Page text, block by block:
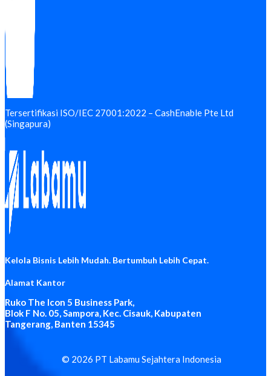
Tersertifikasi ISO/IEC 27001:2022 – CashEnable Pte Ltd
(Singapura)
Kelola Bisnis Lebih Mudah. Bertumbuh Lebih Cepat.
Alamat Kantor
Ruko The Icon 5 Business Park,
Blok F No. 05, Sampora, Kec. Cisauk, Kabupaten
Tangerang, Banten 15345
© 2026 PT Labamu Sejahtera Indonesia